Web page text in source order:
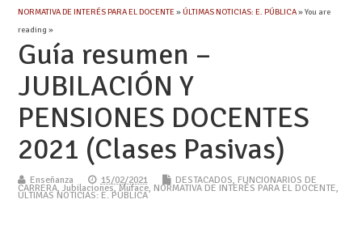
NORMATIVA DE INTERÉS PARA EL DOCENTE»ÚLTIMAS NOTICIAS: E. PÚBLICA» You are
reading »
Guía resumen –
JUBILACIÓN Y
PENSIONES DOCENTES
2021 (Clases Pasivas)
Enseñanza 15/02/2021 DESTACADOS, FUNCIONARIOS DE
CARRERA, Jubilaciones,Muface, NORMATIVA DE INTERÉS PARA EL DOCENTE,
ÚLTIMAS NOTICIAS: E. PÚBLICA